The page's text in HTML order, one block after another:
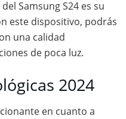
Samsung S24 es su
este dispositivo, podrás
una calidad
de poca luz.
2024
en cuanto a